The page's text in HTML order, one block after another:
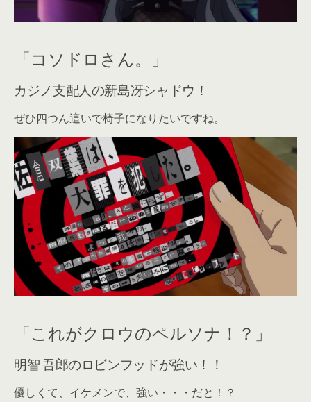
「コソドロさん。」
カジノ支配人の新島冴シャドウ！
ぜひ四つん這いで椅子になりたいですね。
「これがクロウのペルソナ！？」
明智 吾郎のロビンフッドが強い！！
優しくて、イケメンで、強い・・・だと！？